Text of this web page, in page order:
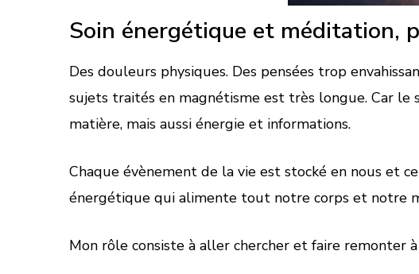
Soin énergétique et méditation,
Des douleurs physiques. Des pensées trop
sujets traités en magnétisme est très longue. Car le
matière, mais aussi énergie et informations.
Chaque évènement de la vie est stocké en nous et
énergétique qui alimente tout notre corps et notre
Mon rôle consiste à aller chercher et faire remonter